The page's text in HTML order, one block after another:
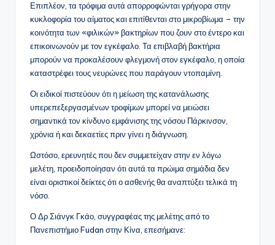
Επιπλέον, τα τρόφιμα αυτά απορροφώνται γρήγορα στην
κυκλοφορία του αίματος και επιτίθενται στο μικροβίωμα – την
κοινότητα των «φιλικών» βακτηρίων που ζουν στο έντερο και
επικοινωνούν με τον εγκέφαλο. Τα επιβλαβή βακτήρια
μπορούν να προκαλέσουν φλεγμονή στον εγκέφαλο, η οποία
καταστρέφει τους νευρώνες που παράγουν ντοπαμίνη.
Οι ειδικοί πιστεύουν ότι η μείωση της κατανάλωσης
υπερεπεξεργασμένων τροφίμων μπορεί να μειώσει
σημαντικά τον κίνδυνο εμφάνισης της νόσου Πάρκινσον,
χρόνια ή και δεκαετίες πριν γίνει η διάγνωση.
Ωστόσο, ερευνητές που δεν συμμετείχαν στην εν λόγω
μελέτη, προειδοποίησαν ότι αυτά τα πρώιμα σημάδια δεν
είναι οριστικοί δείκτες ότι ο ασθενής θα αναπτύξει τελικά τη
νόσο.
Ο Δρ Σιάνγκ Γκάο, συγγραφέας της μελέτης από το
Πανεπιστήμιο Fudan στην Κίνα, επεσήμανε: